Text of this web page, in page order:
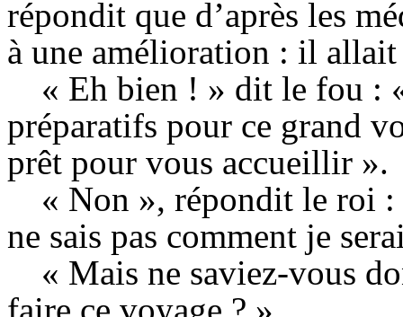
répondit que d’après les
à une amélioration : il
« Eh bien ! » dit le fou :
préparatifs pour ce grand
prêt pour vous accueillir ».
« Non », répondit le roi :
ne sais pas comment je
« Mais ne saviez-vous